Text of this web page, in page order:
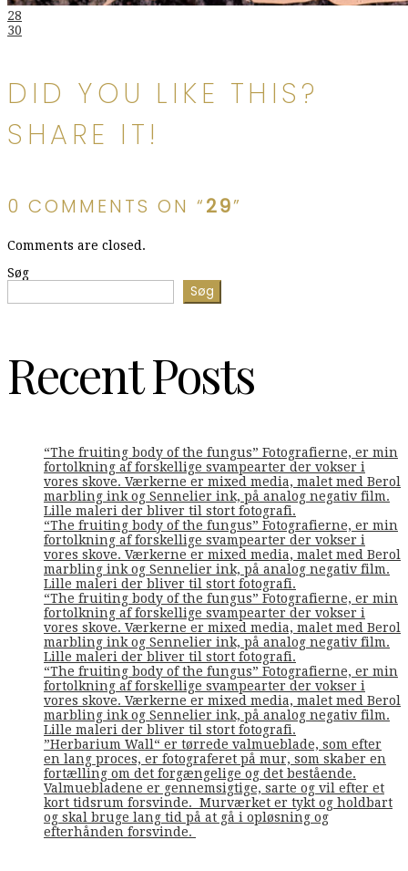
Indlægsnavigation
28
30
DID YOU LIKE THIS?
SHARE IT!
0 COMMENTS ON “29”
Comments are closed.
Søg
Søg
Recent Posts
“The fruiting body of the fungus” Fotografierne, er min
fortolkning af forskellige svampearter der vokser i
vores skove. Værkerne er mixed media, malet med Berol
marbling ink og Sennelier ink, på analog negativ film.
Lille maleri der bliver til stort fotografi.
“The fruiting body of the fungus” Fotografierne, er min
fortolkning af forskellige svampearter der vokser i
vores skove. Værkerne er mixed media, malet med Berol
marbling ink og Sennelier ink, på analog negativ film.
Lille maleri der bliver til stort fotografi.
“The fruiting body of the fungus” Fotografierne, er min
fortolkning af forskellige svampearter der vokser i
vores skove. Værkerne er mixed media, malet med Berol
marbling ink og Sennelier ink, på analog negativ film.
Lille maleri der bliver til stort fotografi.
“The fruiting body of the fungus” Fotografierne, er min
fortolkning af forskellige svampearter der vokser i
vores skove. Værkerne er mixed media, malet med Berol
marbling ink og Sennelier ink, på analog negativ film.
Lille maleri der bliver til stort fotografi.
”Herbarium Wall“ er tørrede valmueblade, som efter
en lang proces, er fotograferet på mur, som skaber en
fortælling om det forgængelige og det bestående.
Valmuebladene er gennemsigtige, sarte og vil efter et
kort tidsrum forsvinde. Murværket er tykt og holdbart
og skal bruge lang tid på at gå i opløsning og
efterhånden forsvinde.